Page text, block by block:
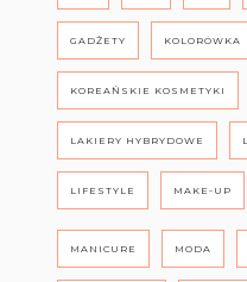
GADŻETY KOLORÓWKA
KOREAŃSKIE KOSMETYKI
LAKIERY HYBRYDOWE
LIFESTYLE MAKE-UP
MANICURE MODA